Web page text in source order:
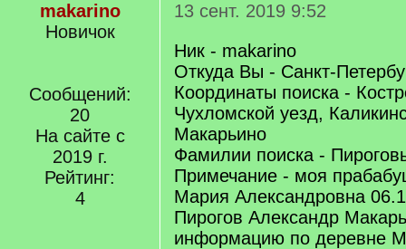
makarino
Новичок
Сообщений:
20
На сайте с
2019 г.
Рейтинг:
4
13 сент. 2019 9:52
Ник - makarino
Откуда Вы - Санкт-
Координаты поиска -
Чухломской уезд,
Макарьино
Фамилии поиска -
Примечание - моя
Мария Александровна
Пирогов Александр
информацию по деревне